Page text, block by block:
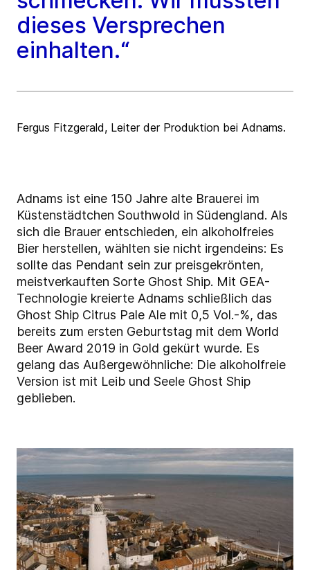
dieses Versprechen
einhalten.“
Fergus Fitzgerald, Leiter der Produktion bei Adnams.
Adnams ist eine 150 Jahre alte Brauerei im
Küstenstädtchen Southwold in Südengland. Als
sich die Brauer entschieden, ein alkoholfreies
Bier herstellen, wählten sie nicht irgendeins: Es
sollte das Pendant sein zur preisgekrönten,
meistverkauften Sorte Ghost Ship. Mit GEA-
Technologie kreierte Adnams schließlich das
Ghost Ship Citrus Pale Ale mit 0,5 Vol.-%, das
bereits zum ersten Geburtstag mit dem World
Beer Award 2019 in Gold gekürt wurde. Es
gelang das Außergewöhnliche: Die alkoholfreie
Version ist mit Leib und Seele Ghost Ship
geblieben.